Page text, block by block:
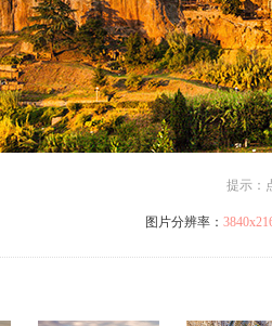
提示：
图片分辨率：